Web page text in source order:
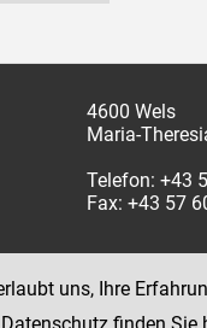
4600 Wels
Maria-
Telefon: +43
Fax: +43 57
uns, Ihre